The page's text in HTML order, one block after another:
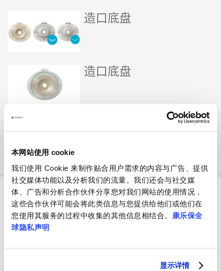
本网站使用 cookie
我们使用 Cookie 来制作贴合用户需求的内容与广告、提供
社交媒体功能以及分析我们的流量。我们还会与社交媒
体、广告和分析合作伙伴分享您对我们网站的使用情况，
这些合作伙伴可能会将此类信息与您提供给他们或他们在
您使用其服务的过程中收集的其他信息相结合。
康乐保全
球隐私声明
显示详情
造口底盘
造口底盘
Brava®造口附件系列
造口护肤粉